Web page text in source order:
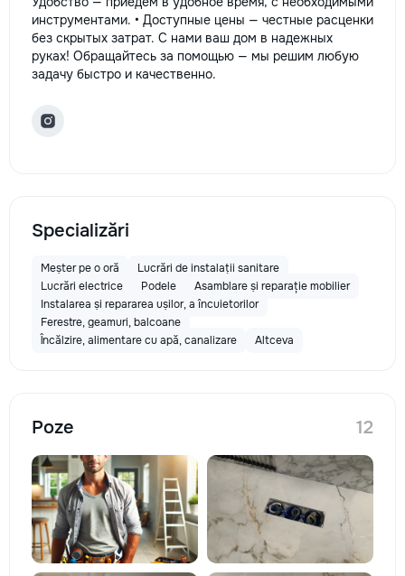
инструментами. • Доступные цены — честные расценки
без скрытых затрат. С нами ваш дом в надежных
руках! Обращайтесь за помощью — мы решим любую
задачу быстро и качественно.
Specializări
Meșter pe o oră
Lucrări de instalații sanitare
Lucrări electrice
Podele
Asamblare și reparație mobilier
Instalarea și repararea ușilor, a încuietorilor
Ferestre, geamuri, balcoane
Încălzire, alimentare cu apă, canalizare
Altceva
Poze 12